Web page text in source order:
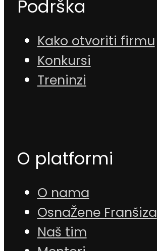
Podrška
Kako otvoriti firmu
Konkursi
Treninzi
O platformi
O nama
OsnaŽene Franšiza
Naš tim